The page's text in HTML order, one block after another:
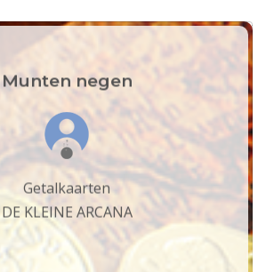
Munten negen
Getalkaarten
DE KLEINE ARCANA